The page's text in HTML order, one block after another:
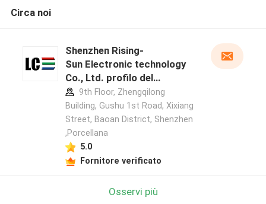
Circa noi
Shenzhen Rising-
Sun Electronic technology
Co., Ltd. profilo del
produttore
9th Floor, Zhengqilong
Building, Gushu 1st Road, Xixiang
Street, Baoan District, Shenzhen
,Porcellana
5.0
Fornitore verificato
Osservi più